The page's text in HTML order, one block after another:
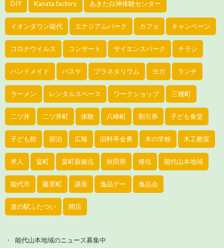
DIY Kanata factory あきた白神体験センター
イオンタウン能代 エナジアムパーク カフェ キャンペーン
コロナウイルス コンサート サイエンスパーク チラシ
ハンドメイド バスケ プラネタリウム ヨガ ランチ
ラーメン レンタルスペース ワークショップ 三種町
二ツ井 二ツ井町 体験 八峰町 割引券 子ども食堂
子ども館 宿泊 広報 旧料亭金勇 木の学校 木工教室
求人 畠町 畠町新拠点 秋田県 移住 能代山本地域
能代市 藤里町 講座 逸品デー 逸品会
道の駅ふたつい 開店
能代山本地域のニュース募集中